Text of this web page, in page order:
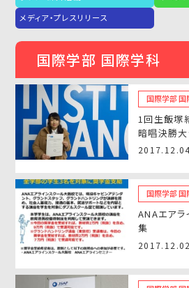
国際学部 国際学科
国際学部 国
1回生飯塚
暗唱決勝大
国際学部 国
ANAエア
集
2017.12.02
メディア・プレスリリース